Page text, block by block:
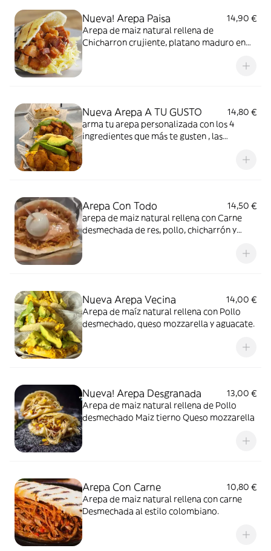
Nueva! Arepa Paisa
14,90 €
Arepa de maiz natural rellena de
Chicharron crujiente, platano maduro en
Nueva Arepa A TU GUSTO
14,80 €
arma tu arepa personalizada con los 4
ingredientes que más te gusten , las
Arepa Con Todo
14,50 €
arepa de maiz natural rellena con Carne
desmechada de res, pollo, chicharrón y
Nueva Arepa Vecina
14,00 €
Arepa de maíz natural rellena con Pollo
desmechado, queso mozzarella y aguacate.
Nueva! Arepa Desgranada
13,00 €
Arepa de maiz natural rellena de Pollo
desmechado Maiz tierno Queso mozzarella
Arepa Con Carne
10,80 €
Arepa de maiz natural rellena con carne
Desmechada al estilo colombiano.